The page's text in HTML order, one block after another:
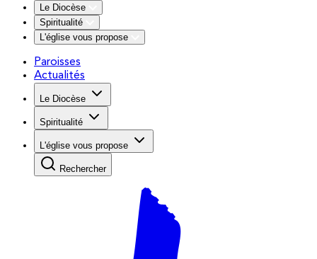
Le Diocèse
Spiritualité
L'église vous propose
Paroisses
Actualités
Le Diocèse
Spiritualité
L'église vous propose
Rechercher